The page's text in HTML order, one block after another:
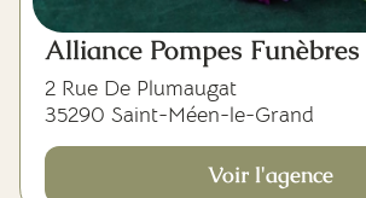
Alliance Pompes Funèbres
2 Rue De Plumaugat
35290 Saint-Méen-le-Grand
Voir l'agence